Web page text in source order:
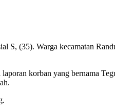
S, (35). Warga kecamatan
korban yang bernama